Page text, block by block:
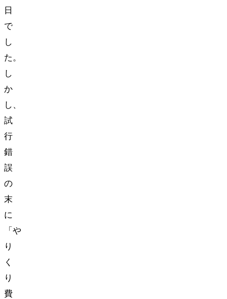
日
で
し
た。
し
か
し、
試
行
錯
誤
の
末
に
「や
り
く
り
費